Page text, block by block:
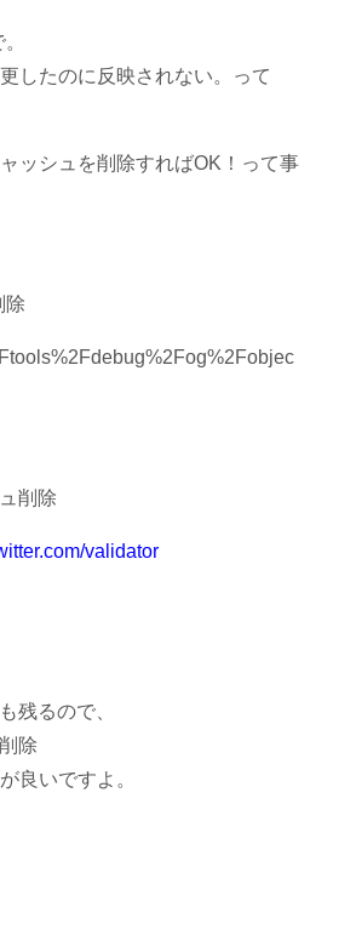
したのに反映されない。って
ッシュを削除すればOK！って事
除
削除
validator
残るので、
除
良いですよ。